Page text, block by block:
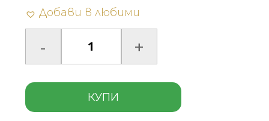
Добави в любими
КУПИ